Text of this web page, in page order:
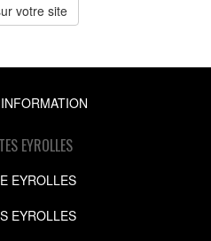
votre site
EYROLLES
EYROLLES
EYROLLES